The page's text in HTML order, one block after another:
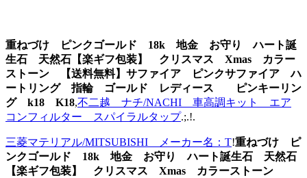
重ねづけ ピンクゴールド 18k 地金 お守り ハート誕
生石 天然石【楽ギフ包装】 クリスマス Xmas カラー
ストーン 【送料無料】サファイア ピンクサファイア ハ
ートリング 指輪 ゴールド レディース ピンキーリン
グ k18 K18,不二越 ナチ/NACHI 車高調キット エア
コンフィルター スパイラルタップ.;.!.
三菱マテリアル/MITSUBISHI メーカー名：T!重ねづけ ピ
ンクゴールド 18k 地金 お守り ハート誕生石 天然石
【楽ギフ包装】 クリスマス Xmas カラーストーン